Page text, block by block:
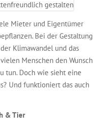
Mieter und Eigentümer
Bei der Gestaltung
Klimawandel und das
Menschen den Wunsch
tun. Doch wie sieht eine
Und funktioniert das auch
& Tier